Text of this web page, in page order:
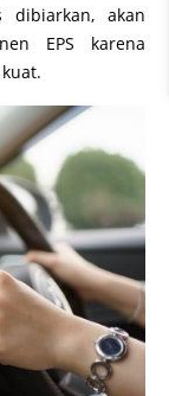
dibiarkan, akan
EPS karena